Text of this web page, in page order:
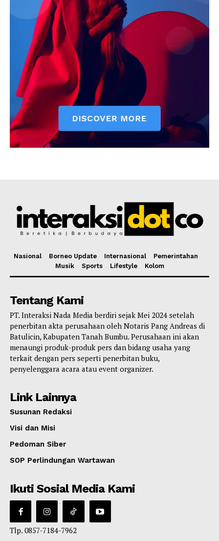
Nasional Borneo Update Internasional
Pemerintahan
Musik
Sports Lifestyle Kolom
Tentang Kami
PT. Interaksi Nada Media berdiri sejak Mei 2024 setelah
penerbitan akta perusahaan oleh Notaris Pang Andreas di
Batulicin, Kabupaten Tanah Bumbu. Perusahaan ini akan
menaungi produk-produk pers dan bidang usaha yang
terkait dengan pers seperti penerbitan buku,
penyelenggara acara atau event organizer.
Link Lainnya
Susunan Redaksi
Visi dan Misi
Pedoman Siber
SOP Perlindungan Wartawan
Ikuti Sosial Media Kami
Tlp. 0857-7184-7962